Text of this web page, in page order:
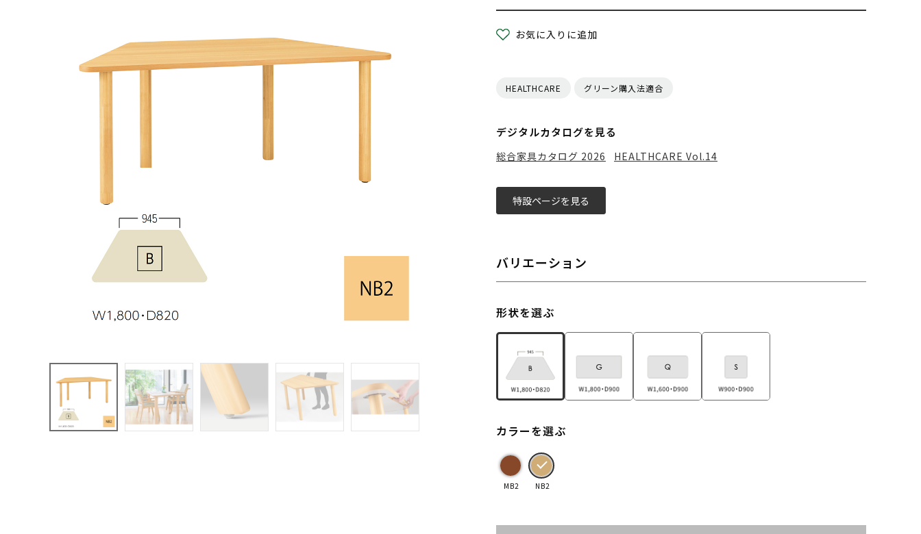
お気に入りに追加
HEALTHCARE グリーン購入法適合
デジタルカタログを見る
総合家具カタログ 2026 HEALTHCARE Vol.14
特設ページを見る
バリエーション
形状を選ぶ
カラーを選ぶ
MB2 NB2